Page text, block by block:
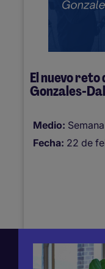
El nuevo reto
Gonzales-
Medio:
Fecha: 22 de